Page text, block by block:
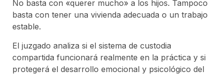
No basta con «querer mucho» a los hijos. Tampoco
basta con tener una vivienda adecuada o un trabajo
estable.
El juzgado analiza si el sistema de custodia
compartida funcionará realmente en la práctica y si
protegerá el desarrollo emocional y psicológico del